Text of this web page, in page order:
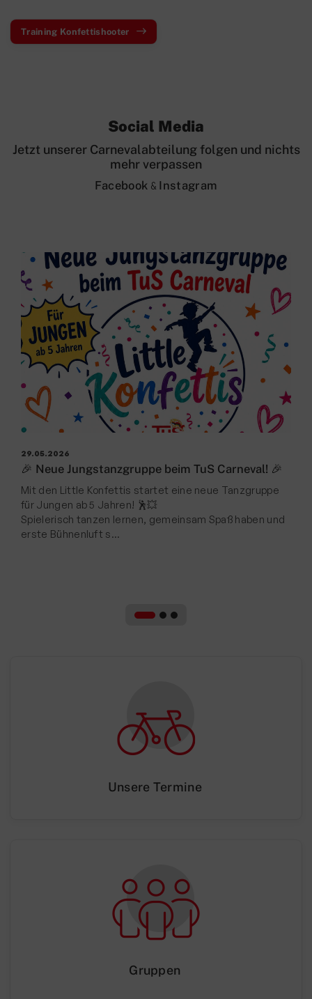
Training Konfettishooter
Social Media
Jetzt unserer Carnevalabteilung folgen und nichts
mehr verpassen
Facebook & Instagram
29.05.2026
🎉 Neue Jungstanzgruppe beim TuS Carneval! 🎉
Mit den Little Konfettis startet eine neue Tanzgruppe
für Jungen ab 5 Jahren! 🕺💥
Spielerisch tanzen lernen, gemeinsam Spaß haben und
erste Bühnenluft s…
Unsere Termine
Gruppen